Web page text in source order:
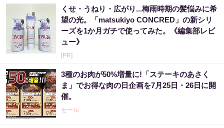
くせ・うねり・広がり...梅雨時期の髪悩みに希
望の光。「matsukiyo CONCRED」の新シリ
ーズを1か月ガチで使ってみた。《編集部レビ
ュー》
[PR]
3種のお肉が50%増量に!「ステーキのあさく
ま」でお得な肉の日企画を7月25日・26日に開
催。
セール